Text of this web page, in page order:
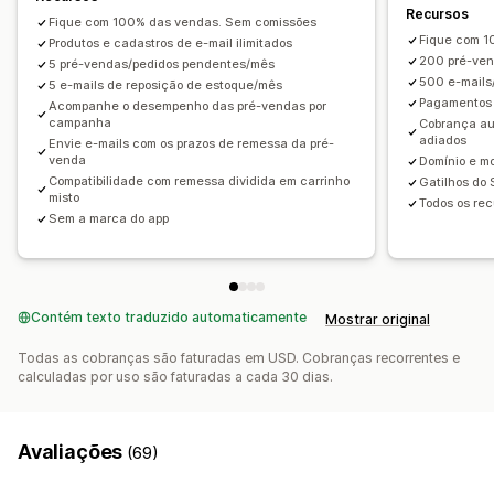
Lembrete de pagamento futuro
Cronogramas de pagamentos
Descontos
Carrinho misto
Pagamento manual
Demanda de clientes Relatórios de estoques
Relatórios de desempenho Acompanhamento de estoque
Fique com 100% das vendas. Sem comissões
Produtos e cadastros de e-mail ilimitados
5 pré-vendas/pedidos pendentes/mês
5 e-mails de reposição de estoque/mês
Acompanhe o desempenho das pré-vendas por
campanha
Envie e-mails com os prazos de remessa da pré-
venda
Compatibilidade com remessa dividida em carrinho
misto
Sem a marca do app
Recursos
Fique com
200 pré-
500 e-
Cobrança
adiados
Domínio e
Gatilhos do
Todos os
Contém texto traduzido automaticamente Mostrar original
Todas as cobranças são faturadas em USD. Cobranças recorrentes e
calculadas por uso são faturadas a cada 30 dias.
Avaliações (69)